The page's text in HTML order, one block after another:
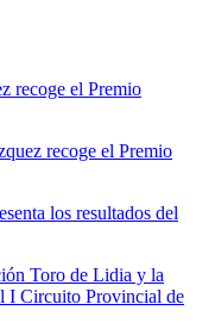
recoge el Premio
recoge el Premio
los resultados del
Toro de Lidia y la
I Circuito Provincial de